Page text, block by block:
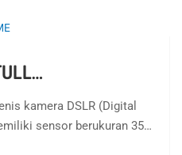
kamera DSLR (Digital
sensor berukuran 35…